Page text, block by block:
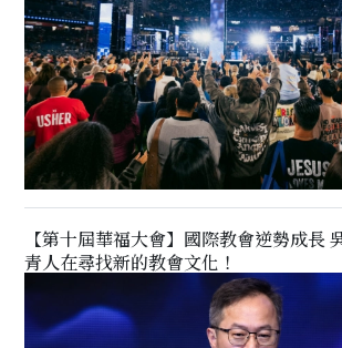
【第十屆華福大會】國際教會逆勢成長
青人在尋找新的教會文化！